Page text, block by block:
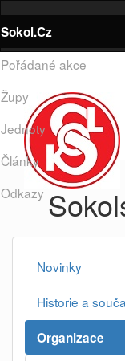
Sokol.Cz
Pořádané akce
Župy
Jednoty
Články
Odkazy
Novinky
Historie a
Organizace